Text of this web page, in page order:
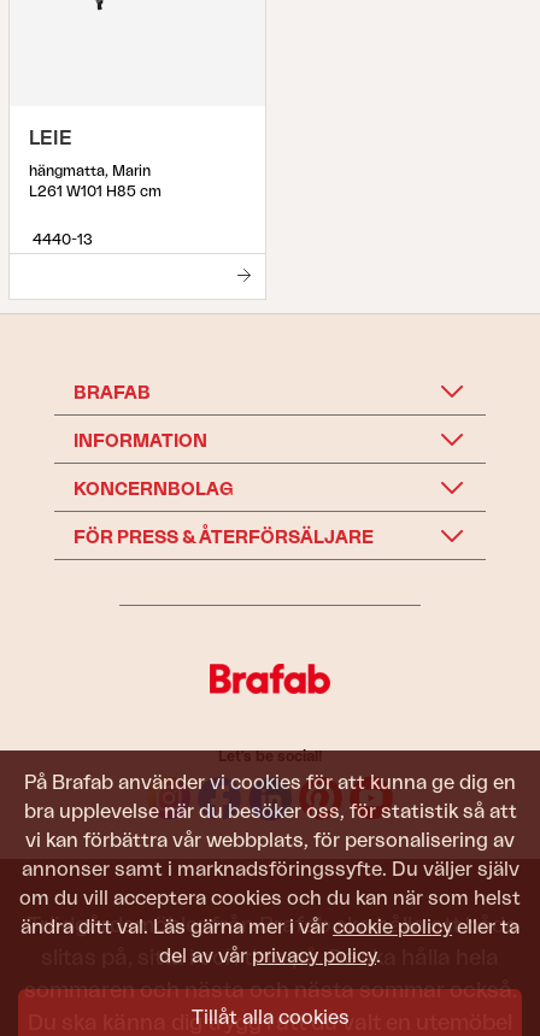
På Brafab använder vi cookies för att kunna ge dig en
bra upplevelse när du besöker oss, för statistik så att
vi kan förbättra vår webbplats, för personalisering av
annonser samt i marknadsföringssyfte. Du väljer själv
om du vill acceptera cookies och du kan när som helst
ändra ditt val. Läs gärna mer i vår cookie policy eller ta
del av vår privacy policy.
Tillåt alla cookies
LEIE
hängmatta, Marin
L261 W101 H85 cm
4440-13
BRAFAB
INFORMATION
KONCERNBOLAG
FÖR PRESS & ÅTERFÖRSÄLJARE
Let's be social!
Trädgårdsmöbler från Brafab ska hålla att både
slitas på, sitta i och titta på. De ska hålla hela
sommaren och nästa och nästa sommar också.
Du ska känna dig trygg i att du valt en utemöbel